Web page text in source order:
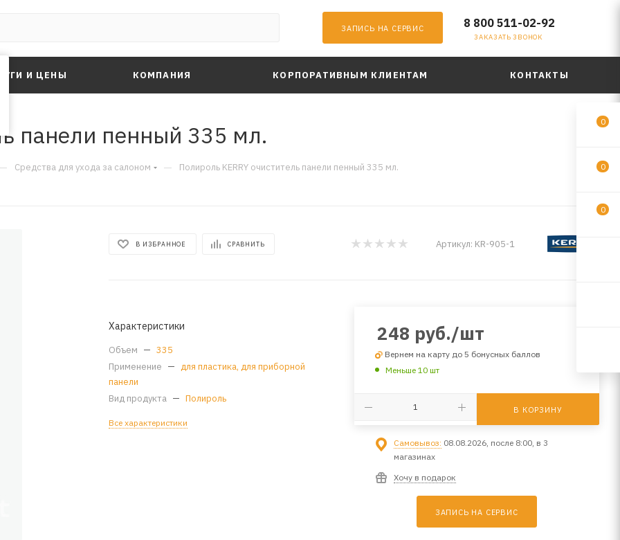
ЗАПИСЬ НА СЕРВИС 8 800 511-02-92
ЗАКАЗАТЬ ЗВОНОК
И ЦЕНЫ КОМПАНИЯ КОРПОРАТИВНЫМ КЛИЕНТАМ КОНТАКТЫ
панели пенный 335 мл.
— Средства для ухода за салоном — Полироль KERRY очиститель панели пенный 335 мл.
В ИЗБРАННОЕ СРАВНИТЬ Артикул: KR-905-1
Характеристики
Объем — 335
Применение — для пластика, для приборной
панели
Вид продукта — Полироль
Все характеристики
248 руб./шт
Вернем на карту до 5 бонусных баллов
Меньше 10 шт
В КОРЗИНУ
Самовывоз: 08.08.2026, после 8:00, в 3
магазинах
Хочу в подарок
ЗАПИСЬ НА СЕРВИС
0
0
0